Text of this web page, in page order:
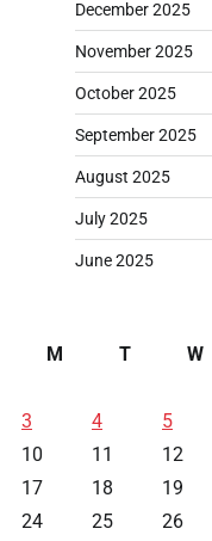
December 2025
November 2025
October 2025
September 2025
August 2025
July 2025
June 2025
M
T W
3
4 5
10
11 12
17
18 19
24
25 26